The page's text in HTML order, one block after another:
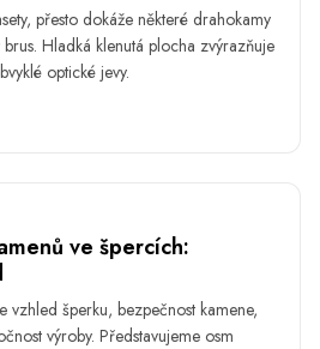
přesto dokáže některé drahokamy
Hladká klenutá plocha zvýrazňuje
optické jevy.
ve špercích:
vzhled šperku, bezpečnost kamene,
výroby. Představujeme osm